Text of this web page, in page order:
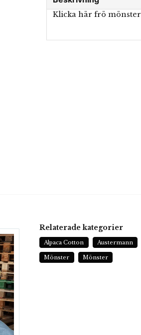
Klicka här frö mönster
Relaterade kategorier
Alpaca Cotton Austermann
Mönster Mönster